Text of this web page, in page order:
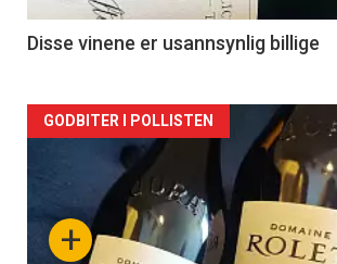
2
Disse vinene er usannsynlig billige
Forsiden
akkurat
nå+
GODBITER I POLLISTEN